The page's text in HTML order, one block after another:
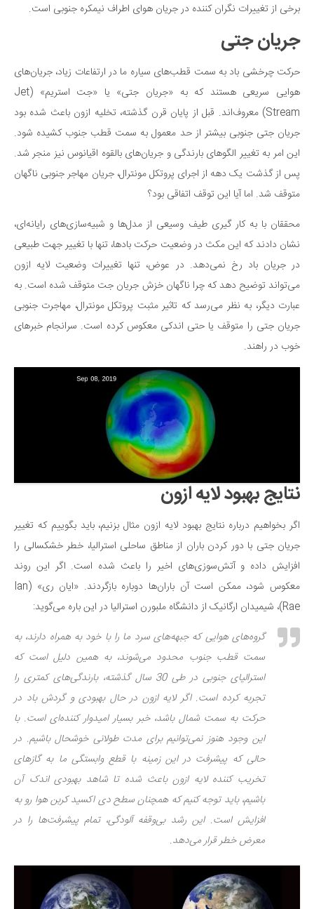
موسیقی
چهره‌ها
کتاب و کتاب‌خوانی
تاریخ
معماری
علمی
فناوری‌ها
نجوم و هوا فضا
زمین و محیط زیست
خودرو
سرگرمی
دانستنی‌ها
بازی
طنز
فال
برخی از تغییرات نگران کننده در جریان هوای اطراف نیمکره جنوبی است.
جریان جتی
حرکت چرخشی باد به سمت قطب‌های سیاره ما در ارتفاعات زیاد، جریان‌های
هوایی سریعی هستند که به «جریان جتی» یا «جت استریم» (Jet
Stream) معروف‌اند. قبل از پایان قرن گذشته، تخلیه ازون باعث شده بود
جریان جتی جنوبی بیشتر از حد معمول به سمت قطب جنوب کشیده شود.
این امر به تغییر الگوهای بارندگی و جریان‌های بالقوه اقیانوس نیز منجر شد.
پس از گذشت یک دهه از اجرای پروتکل مونترال، جریان مهاجر جنوبی ناگهان
متوقف شد. اما آیا این توقف اتفاقی بود؟
محققان با به کار گیری طیف وسیعی از مدل‌ها و شبیه‌سازی‌های رایانه‌ای،
نشان دادند که این مکث در وضعیت حرکت بادها، تنها با تغییر جهت طبیعی
در جریان باد رخ نمی‌دهد. در عوض، تنها تغییرات وضعیت لایه ازون
می‌تواند توضیح دهد که چرا ناگهان خزش جریان جت متوقف شده است. به
عبارت دیگر، به نظر می‌رسد که تاثیر مثبت پروتکل مونترال، مهاجرت جنوبی
جریان جتی را متوقف یا حتی اندکی معکوس کرده است. سرانجام خبرهای
خوب در راهند.
نتایج بهبود لایه ازون
اگر بخواهیم درباره نتایج بهبود لایه ازون مثال بزنیم، باید بگوییم که تغییر
جریان جتی با دور کردن باران از مناطق ساحلی استرالیا، خطر خشکسالی را
افزایش داده و آتش‌سوزی‌های اخیر را باعث شده است. اگر این روند
معکوس شود، ممکن است آن باران‌ها دوباره بازگردند. «ایان ری» (Ian
Rae)، شیمیدان ارگانیک از دانشگاه ملبورن استرالیا در این باره می‌گوید:
گروه‌های هوایی که جبهه‌های سرد ما را با خود به همراه دارند، به
سمت قطب جنوب محدود می‌شوند، به همین دلیل است که
استرالیای جنوبی در طی 30 سال گذشته، بارندگی‌های کمتری را
تجربه کرده است. اگر لایه ازون در حال بهبودی و گردش باد در
حرکت به سمت شمال باشد، خبر بسیار امیدوار کننده‌ای است. با
این وجود هنوز نمی‌توانیم برای مدت طولانی خوشحال باشیم. در
حالی که پیشرفت در این زمینه با قطع وابستگی ما به گازهای
تخریب کننده لایه ازون باعث شده تا شاهد بهبودی اندک آن
باشیم، باید توجه کنیم که همچنان سطح دی اکسید کربن هوا رو به
افزایش است. این رشد بی‌وقفه آلودگی، تمام پیشرفت‌ها را در
معرض خطر قرار می‌دهد.